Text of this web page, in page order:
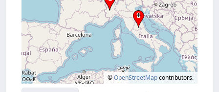
©OpenStreetMapcontributors.